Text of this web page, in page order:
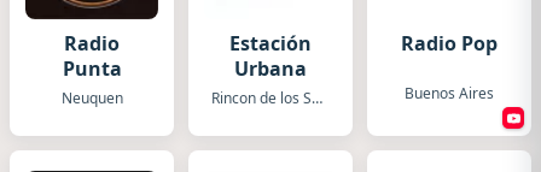
Radio
Punta
Neuquen
Estación
Urbana
Rincon de los Sauces
Radio Pop
Buenos Aires